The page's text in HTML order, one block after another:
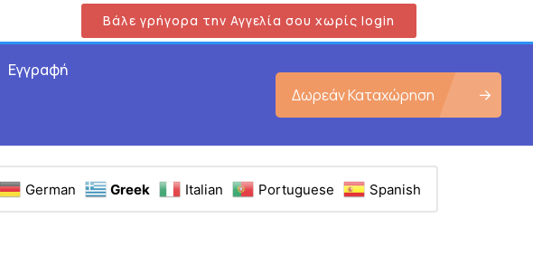
Βάλε γρήγορα την Αγγελία σου χωρίς login
Εγγραφή
Δωρεάν Καταχώρηση
German Greek Italian Portuguese Spanish